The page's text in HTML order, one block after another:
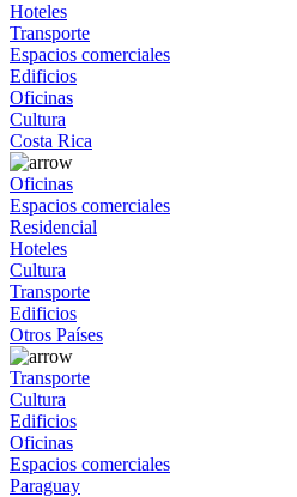
Hoteles
Transporte
Espacios comerciales
Edificios
Oficinas
Cultura
Costa Rica
Oficinas
Espacios comerciales
Residencial
Hoteles
Cultura
Transporte
Edificios
Otros Países
Transporte
Cultura
Edificios
Oficinas
Espacios comerciales
Paraguay